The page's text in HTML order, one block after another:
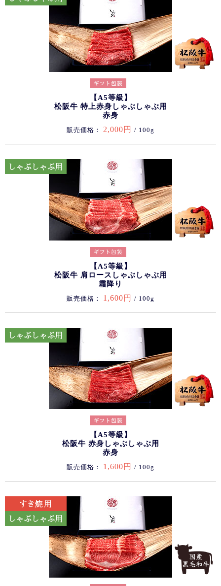
【A5等級】
松阪牛 特上赤身しゃぶしゃぶ用
赤身
販売価格： 2,000円 / 100g
【A5等級】
松阪牛 肩ロースしゃぶしゃぶ用
霜降り
販売価格： 1,600円 / 100g
【A5等級】
松阪牛 赤身しゃぶしゃぶ用
赤身
販売価格： 1,600円 / 100g